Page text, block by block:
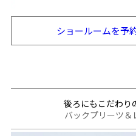
ショールームを予
後ろにもこだわり
バックプリーツ＆